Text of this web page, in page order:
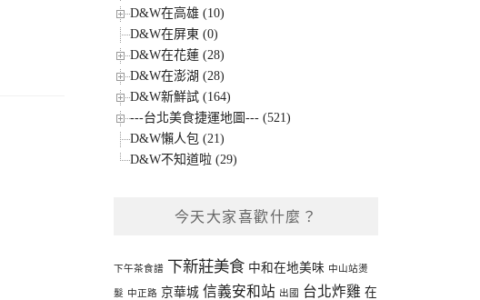
D&W在高雄 (10)
D&W在屏東 (0)
D&W在花蓮 (28)
D&W在澎湖 (28)
D&W新鮮試 (164)
---台北美食捷運地圖--- (521)
D&W懶人包 (21)
D&W不知道啦 (29)
今天大家喜歡什麼？
下午茶食譜 下新莊美食 中和在地美味 中山站燙
髮 中正路 京華城 信義安和站 出國 台北炸雞 在